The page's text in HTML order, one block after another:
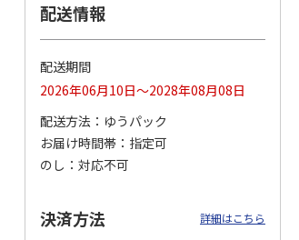
保冷ポーチ付メッシ
PEANUTS バッジ…
3,080円
(送料別・税込)
帆布ランチトートバ
配送情報
配送期間
2026年06月10日～2028年08月08日
配送方法
ゆうパック
お届け時間帯
指定可
のし
対応不可
決済方法 詳細はこちら